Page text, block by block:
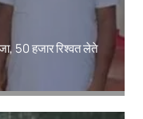
50 हजार रिश्वत लेते